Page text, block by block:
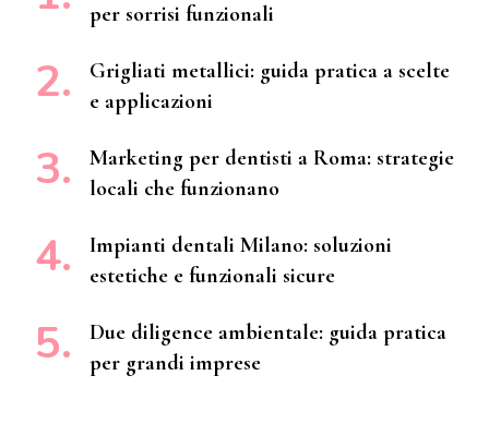
per sorrisi funzionali
Grigliati metallici: guida pratica a scelte
e applicazioni
Marketing per dentisti a Roma: strategie
locali che funzionano
Impianti dentali Milano: soluzioni
estetiche e funzionali sicure
Due diligence ambientale: guida pratica
per grandi imprese